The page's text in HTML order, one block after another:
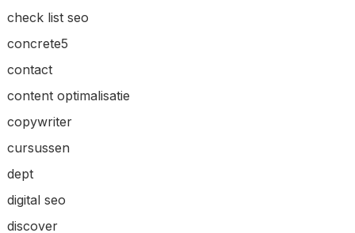
check list seo
concrete5
contact
content optimalisatie
copywriter
cursussen
dept
digital seo
discover